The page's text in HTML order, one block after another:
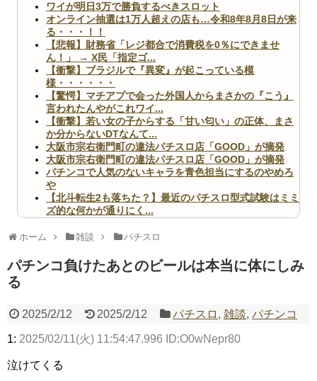
ワイが明日3万で勝負するべきスロット
オンライン抽選は1万人超えの店も…令和8年8月8日が来
る・・・！！
【悲報】財務省「レジ都合で消費税を0％にできませ
ん！」 → X民「指定ゴ...
【衝撃】ブラジルで『異変』が起こっている模
様・・・・・・
【驚愕】マチアプで会った外国人からまさかの『こう』
言われたんやがこれワイ...
【衝撃】若い女の子からする「甘い匂い」の正体、まさ
か分からないDTなんて...
大阪市宗右衛門町の違法パチスロ店「GOOD」が摘発
大阪市宗右衛門町の違法パチスロ店「GOOD」が摘発
パチンコで人気のないキャラを青色担当にするのやめろ
や
【北斗転生2も落ちた？】最近のパチスロ型式試験はミミ
ズ的な何かが通りにく...
いヤバいか教えて？...
ホーム 雑談 パチスロ
パチンコ負けたあとのビールは本当に体にしみ
る
2025/2/12 2025/2/12 パチスロ ,雑談,パチンコ
1: 2025/02/11(火) 11:54:47.996 ID:O0wNepr80
泣けてくる